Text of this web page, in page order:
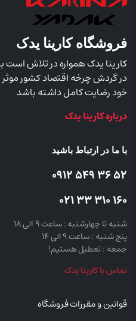
فروشگاه کارینا یدک
کارینا یدک همواره در تلاش است
در گردش چرخه اقتصاد کشور
خود رضایت کامل داشته باشد
درباره کارینا یدک
با ما در ارتباط باشید
52 36 549 0912
160 310 33 021
شنبه تا چهارشنبه : ساعت 9 الی 18
پنج شنبه : ساعت 9 الی 14
جمعه : تعطیل هستیم!
تماس با کارینا یدک
قوانین و مقررات فروشگاه